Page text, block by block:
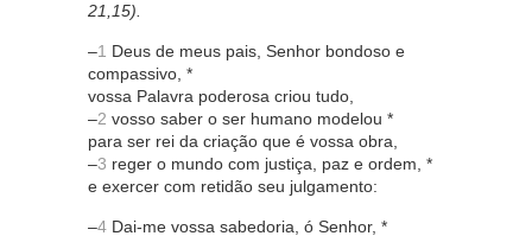
21,15).
–1 Deus de meus pais, Senhor bondoso e
compassivo, *
vossa Palavra poderosa criou tudo,
–2 vosso saber o ser humano modelou *
para ser rei da criação que é vossa obra,
–3 reger o mundo com justiça, paz e ordem, *
e exercer com retidão seu julgamento:
–4 Dai-me vossa sabedoria, ó Senhor, *